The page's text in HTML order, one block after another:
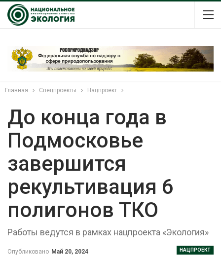
Главная Спецпроекты Нацпроект
До конца года в
Подмосковье
завершится
рекультивация 6
полигонов ТКО
Работы ведутся в рамках нацпроекта «Экология»
НАЦПРОЕКТ
Опубликовано Май 20, 2024